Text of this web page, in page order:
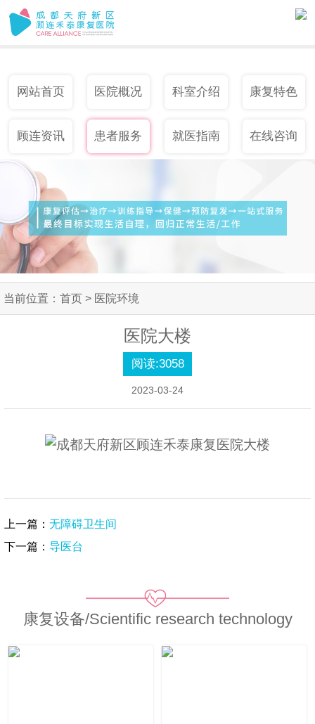
网站首页 医院概况 科室介绍 康复特色
顾连资讯 患者服务 就医指南 在线咨询
当前位置： 首页 > 医院环境
医院大楼
阅读:3058
2023-03-24
上一篇： 无障碍卫生间
下一篇： 导医台
康复设备/Scientific research technology